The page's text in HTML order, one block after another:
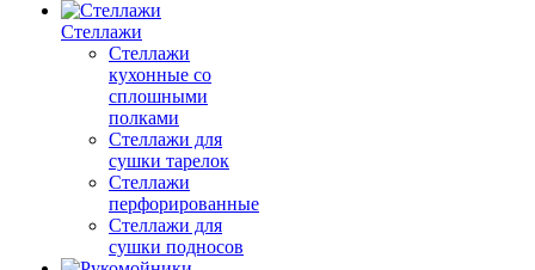
Стеллажи
Стеллажи
кухонные со
сплошными
полками
Стеллажи для
сушки тарелок
Стеллажи
перфорированные
Стеллажи для
сушки подносов